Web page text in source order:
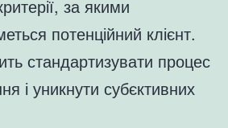
за якими
потенційний клієнт.
стандартизувати процес
і уникнути субєктивних